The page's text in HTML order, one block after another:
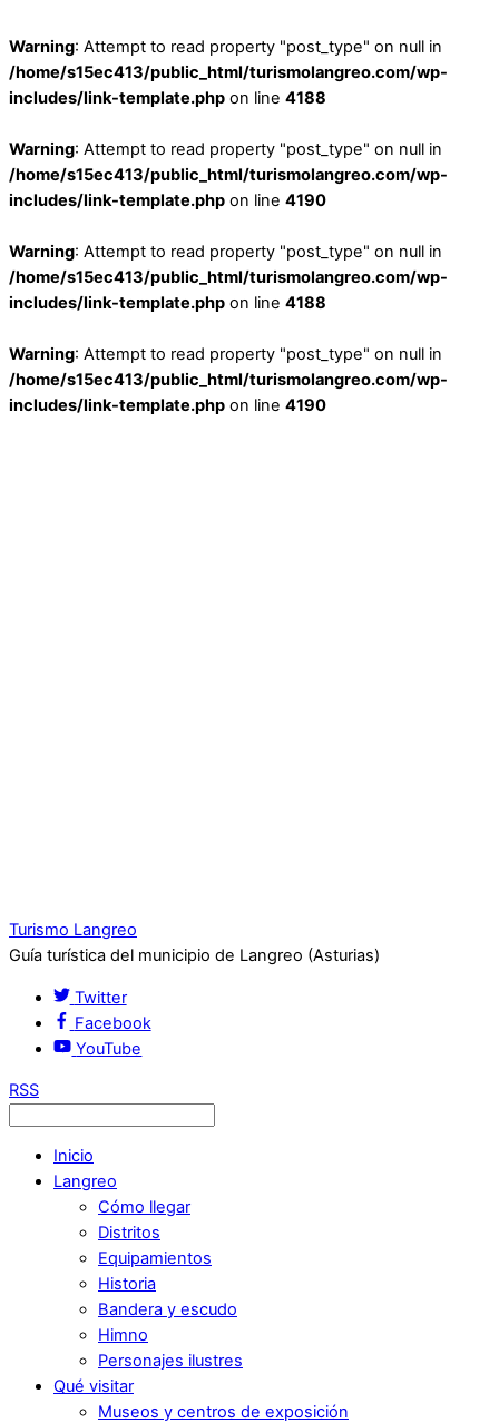
Warning: Attempt to read property "post_type" on null in
/home/s15ec413/public_html/turismolangreo.com/wp-
includes/link-template.php on line 4188
Warning: Attempt to read property "post_type" on null in
/home/s15ec413/public_html/turismolangreo.com/wp-
includes/link-template.php on line 4190
Warning: Attempt to read property "post_type" on null in
/home/s15ec413/public_html/turismolangreo.com/wp-
includes/link-template.php on line 4188
Warning: Attempt to read property "post_type" on null in
/home/s15ec413/public_html/turismolangreo.com/wp-
includes/link-template.php on line 4190
Turismo Langreo
Guía turística del municipio de Langreo (Asturias)
Twitter
Facebook
YouTube
RSS
Inicio
Langreo
Cómo llegar
Distritos
Equipamientos
Historia
Bandera y escudo
Himno
Personajes ilustres
Qué visitar
Museos y centros de exposición